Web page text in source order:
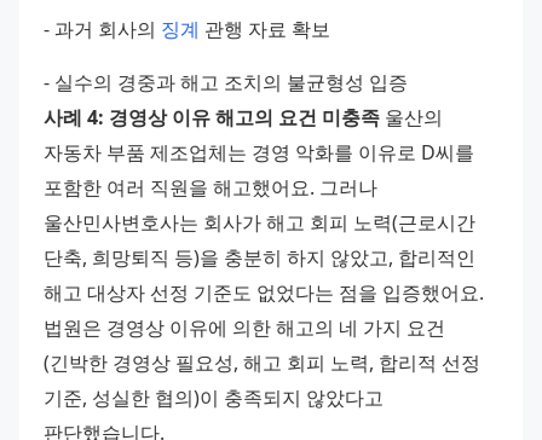
- 과거 회사의 징계 관행 자료 확보
- 실수의 경중과 해고 조치의 불균형성 입증
사례 4: 경영상 이유 해고의 요건 미충족 울산의
자동차 부품 제조업체는 경영 악화를 이유로 D씨를
포함한 여러 직원을 해고했어요. 그러나
울산민사변호사는 회사가 해고 회피 노력(근로시간
단축, 희망퇴직 등)을 충분히 하지 않았고, 합리적인
해고 대상자 선정 기준도 없었다는 점을 입증했어요.
법원은 경영상 이유에 의한 해고의 네 가지 요건
(긴박한 경영상 필요성, 해고 회피 노력, 합리적 선정
기준, 성실한 협의)이 충족되지 않았다고
판단했습니다.